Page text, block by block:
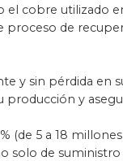
el cobre utilizado
de
y sin pérdida
y
(de 5 a 18
de suministro